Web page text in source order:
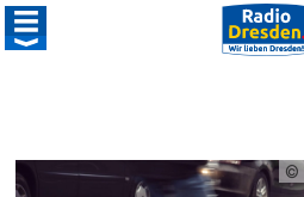
©